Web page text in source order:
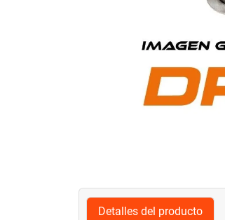
Detalles del producto